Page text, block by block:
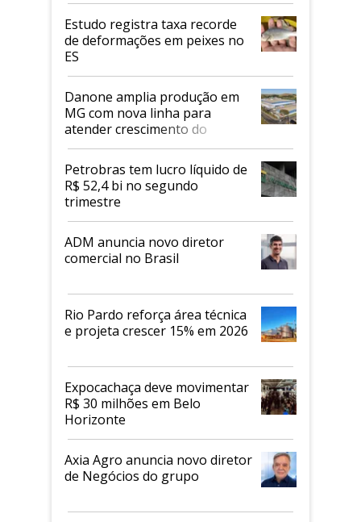
Estudo registra taxa recorde
de deformações em peixes no
ES
Danone amplia produção em
MG com nova linha para
atender crescimento do
mercado de alimentos
proteicos
Petrobras tem lucro líquido de
R$ 52,4 bi no segundo
trimestre
ADM anuncia novo diretor
comercial no Brasil
Rio Pardo reforça área técnica
e projeta crescer 15% em 2026
Expocachaça deve movimentar
R$ 30 milhões em Belo
Horizonte
Axia Agro anuncia novo diretor
de Negócios do grupo